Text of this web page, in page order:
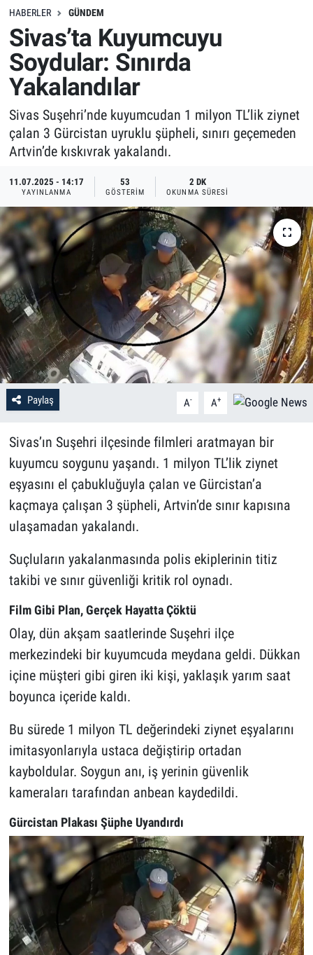
HABERLER GÜNDEM
Sivas’ta Kuyumcuyu
Soydular: Sınırda
Yakalandılar
Sivas Suşehri’nde kuyumcudan 1 milyon TL’lik ziynet
çalan 3 Gürcistan uyruklu şüpheli, sınırı geçemeden
Artvin’de kıskıvrak yakalandı.
11.07.2025 - 14:17
YAYINLANMA
53
GÖSTERIM
2 DK
OKUNMA SÜRESI
Paylaş A- A+
Sivas’ın Suşehri ilçesinde filmleri aratmayan bir
kuyumcu soygunu yaşandı. 1 milyon TL’lik ziynet
eşyasını el çabukluğuyla çalan ve Gürcistan’a
kaçmaya çalışan 3 şüpheli, Artvin’de sınır kapısına
ulaşamadan yakalandı.
Suçluların yakalanmasında polis ekiplerinin titiz
takibi ve sınır güvenliği kritik rol oynadı.
Film Gibi Plan, Gerçek Hayatta Çöktü
Olay, dün akşam saatlerinde Suşehri ilçe
merkezindeki bir kuyumcuda meydana geldi. Dükkan
içine müşteri gibi giren iki kişi, yaklaşık yarım saat
boyunca içeride kaldı.
Bu sürede 1 milyon TL değerindeki ziynet eşyalarını
imitasyonlarıyla ustaca değiştirip ortadan
kayboldular. Soygun anı, iş yerinin güvenlik
kameraları tarafından anbean kaydedildi.
Gürcistan Plakası Şüphe Uyandırdı